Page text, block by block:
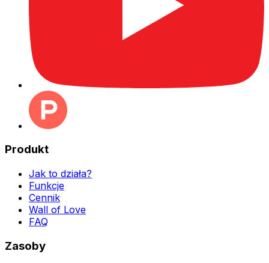
Produkt
Jak to działa?
Funkcje
Cennik
Wall of Love
FAQ
Zasoby